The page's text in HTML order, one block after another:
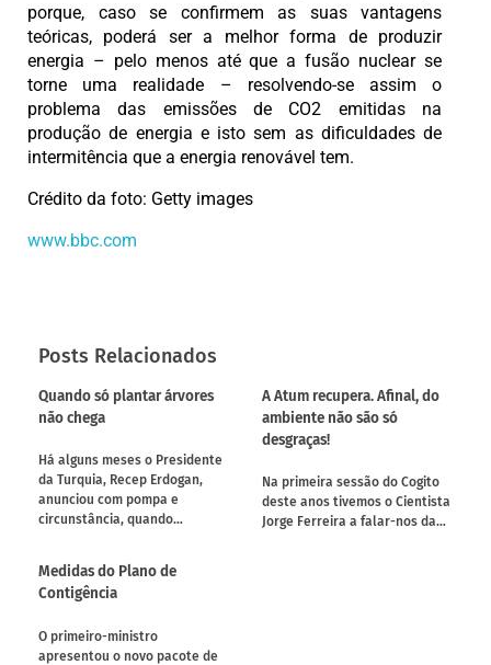
porque, caso se confirmem as suas vantagens
teóricas, poderá ser a melhor forma de produzir
energia – pelo menos até que a fusão nuclear se
torne uma realidade – resolvendo-se assim o
problema das emissões de CO2 emitidas na
produção de energia e isto sem as dificuldades de
intermitência que a energia renovável tem.
Crédito da foto: Getty images
www.bbc.com
Posts Relacionados
Quando só plantar árvores
não chega
Há alguns meses o Presidente
da Turquia, Recep Erdogan,
anunciou com pompa e
circunstância, quando…
A Atum recupera. Afinal, do
ambiente não são só
desgraças!
Na primeira sessão do Cogito
deste anos tivemos o Cientista
Jorge Ferreira a falar-nos da…
Medidas do Plano de
Contigência
O primeiro-ministro
apresentou o novo pacote de